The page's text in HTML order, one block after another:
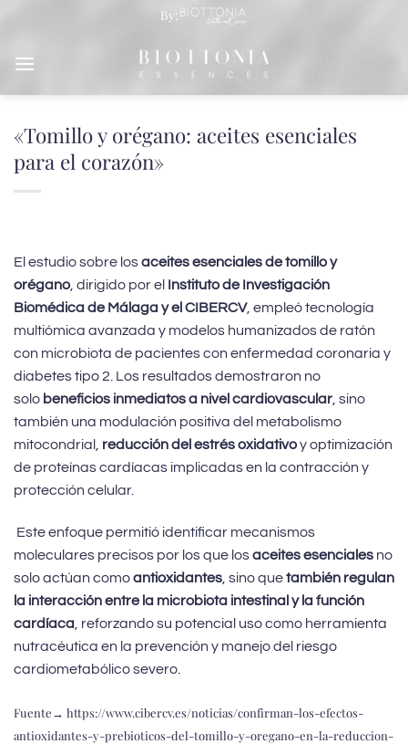
contenido
By:
«Tomillo y orégano: aceites esenciales
para el corazón»
El estudio sobre losaceites esenciales de tomillo y
orégano , dirigido por el Instituto de Investigación
Biomédica de Málaga y el CIBERCV, empleó tecnología
multiómica avanzada y modelos humanizados de ratón
con microbiota de pacientes con enfermedad coronaria y
diabetes tipo 2. Los resultados demostraron no
solo beneficios inmediatos a nivel cardiovascular , sino
también una modulación positiva del metabolismo
mitocondrial, reducción del estrés oxidativoy optimización
de proteínas cardíacas implicadas en la contracción y
protección celular.
Este enfoque permitió identificar mecanismos
moleculares precisos por los que losaceites esenciales no
solo actúan comoantioxidantes , sino quetambién regulan
la interacción entre la microbiota intestinal y la función
cardíaca , reforzando su potencial uso como herramienta
nutracéutica en la prevención y manejo del riesgo
cardiometabólico severo.
Fuente→ https://www.cibercv.es/noticias/confirman-los-efectos-
antioxidantes-y-prebioticos-del-tomillo-y-oregano-en-la-reduccion-